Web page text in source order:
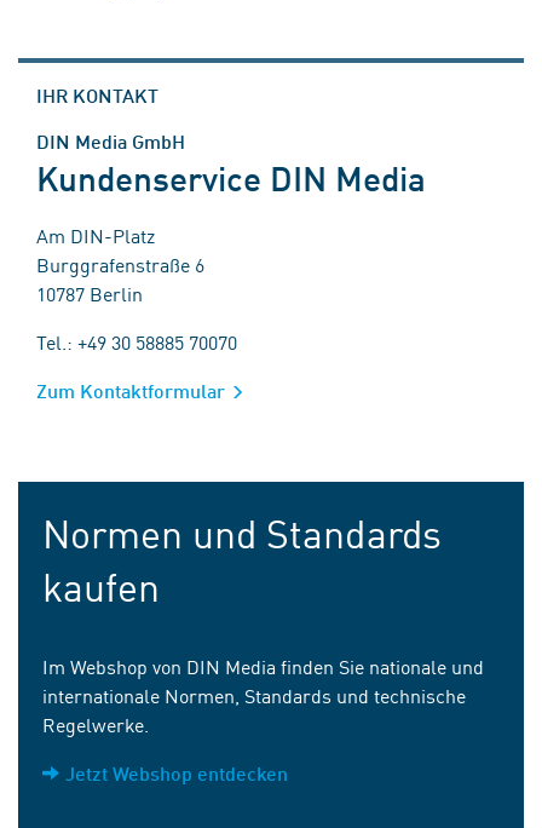
IHR KONTAKT
DIN Media GmbH
Kundenservice DIN Media
Am DIN-Platz
Burggrafenstraße 6
10787 Berlin
Tel.: +49 30 58885 70070
Zum Kontaktformular
Normen und Standards
kaufen
Im Webshop von DIN Media finden Sie nationale und
internationale Normen, Standards und technische
Regelwerke.
Jetzt Webshop entdecken